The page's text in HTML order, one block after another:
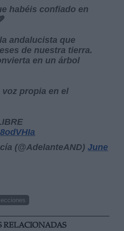
habéis confiado en
andalucista que
de nuestra tierra.
en un árbol
propia en el
(@AdelanteAND)June
RELACIONADAS